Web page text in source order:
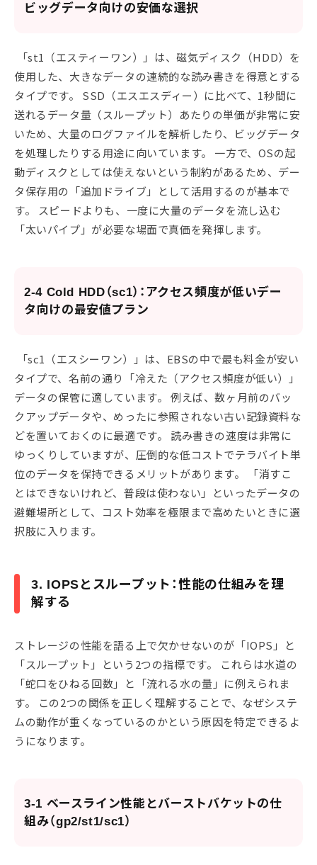
ビッグデータ向けの安価な選択
「st1（エスティーワン）」は、磁気ディスク（HDD）を
使用した、大きなデータの連続的な読み書きを得意とする
タイプです。 SSD（エスエスディー）に比べて、1秒間に
送れるデータ量（スループット）あたりの単価が非常に安
いため、大量のログファイルを解析したり、ビッグデータ
を処理したりする用途に向いています。 一方で、OSの起
動ディスクとしては使えないという制約があるため、デー
タ保存用の「追加ドライブ」として活用するのが基本で
す。 スピードよりも、一度に大量のデータを流し込む
「太いパイプ」が必要な場面で真価を発揮します。
2-4 Cold HDD（sc1）：アクセス頻度が低いデー
タ向けの最安値プラン
「sc1（エスシーワン）」は、EBSの中で最も料金が安い
タイプで、名前の通り「冷えた（アクセス頻度が低い）」
データの保管に適しています。 例えば、数ヶ月前のバッ
クアップデータや、めったに参照されない古い記録資料な
どを置いておくのに最適です。 読み書きの速度は非常に
ゆっくりしていますが、圧倒的な低コストでテラバイト単
位のデータを保持できるメリットがあります。 「消すこ
とはできないけれど、普段は使わない」といったデータの
避難場所として、コスト効率を極限まで高めたいときに選
択肢に入ります。
3. IOPSとスループット：性能の仕組みを理
解する
ストレージの性能を語る上で欠かせないのが「IOPS」と
「スループット」という2つの指標です。 これらは水道の
「蛇口をひねる回数」と「流れる水の量」に例えられま
す。 この2つの関係を正しく理解することで、なぜシステ
ムの動作が重くなっているのかという原因を特定できるよ
うになります。
3-1 ベースライン性能とバーストバケットの仕
組み（gp2/st1/sc1）